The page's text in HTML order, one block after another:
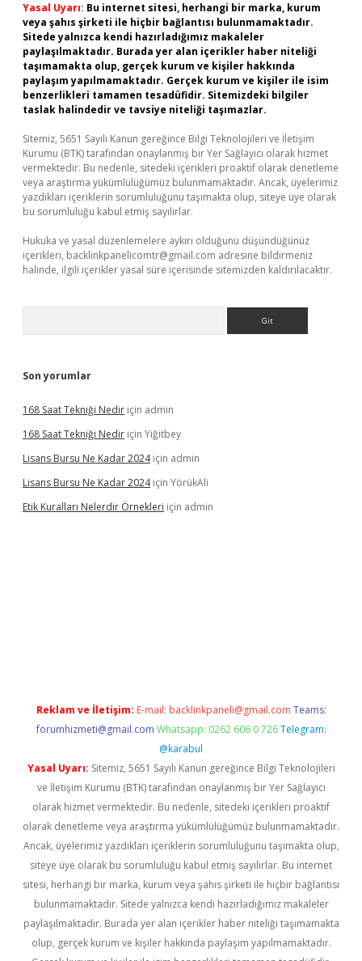
Yasal Uyarı: Bu internet sitesi, herhangi bir marka, kurum
veya şahıs şirketi ile hiçbir bağlantısı bulunmamaktadır.
Sitede yalnızca kendi hazırladığımız makaleler
paylaşılmaktadır. Burada yer alan içerikler haber niteliği
taşımamakta olup, gerçek kurum ve kişiler hakkında
paylaşım yapılmamaktadır. Gerçek kurum ve kişiler ile isim
benzerlikleri tamamen tesadüfidir. Sitemizdeki bilgiler
taslak halindedir ve tavsiye niteliği taşımazlar.
Sitemiz, 5651 Sayılı Kanun gereğince Bilgi Teknolojileri ve İletişim
Kurumu (BTK) tarafından onaylanmış bir Yer Sağlayıcı olarak hizmet
vermektedir. Bu nedenle, sitedeki içerikleri proaktif olarak denetleme
veya araştırma yükümlülüğümüz bulunmamaktadır. Ancak, üyelerimiz
yazdıkları içeriklerin sorumluluğunu taşımakta olup, siteye üye olarak
bu sorumluluğu kabul etmiş sayılırlar.
Hukuka ve yasal düzenlemelere aykırı olduğunu düşündüğünüz
içerikleri, backlinkpanelicomtr@gmail.com adresine bildirmeniz
halinde, ilgili içerikler yasal süre içerisinde sitemizden kaldırılacaktır.
Son yorumlar
168 Saat Tekniği Nedir için admin
168 Saat Tekniği Nedir için Yiğitbey
Lisans Bursu Ne Kadar 2024için admin
Lisans Bursu Ne Kadar 2024için YörükAli
Etik Kuralları Nelerdir Örnekleri için admin
Reklam ve İletişim: E-mail: backlinkpaneli@gmail.com Teams:
forumhizmeti@gmail.com Whatsapp: 0262 606 0 726 Telegram:
@karabul
Yasal Uyarı: Sitemiz, 5651 Sayılı Kanun gereğince Bilgi Teknolojileri
ve İletişim Kurumu (BTK) tarafından onaylanmış bir Yer Sağlayıcı
olarak hizmet vermektedir. Bu nedenle, sitedeki içerikleri proaktif
olarak denetleme veya araştırma yükümlülüğümüz bulunmamaktadır.
Ancak, üyelerimiz yazdıkları içeriklerin sorumluluğunu taşımakta olup,
siteye üye olarak bu sorumluluğu kabul etmiş sayılırlar. Bu internet
sitesi, herhangi bir marka, kurum veya şahıs şirketi ile hiçbir bağlantısı
bulunmamaktadır. Sitede yalnızca kendi hazırladığımız makaleler
paylaşılmaktadır. Burada yer alan içerikler haber niteliği taşımamakta
olup, gerçek kurum ve kişiler hakkında paylaşım yapılmamaktadır.